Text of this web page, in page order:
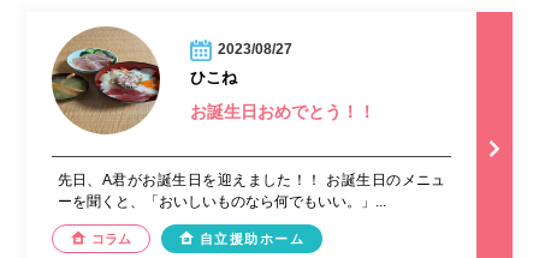
2023/08/27
ひこね
お誕生日おめでとう！！
先日、A君がお誕生日を迎えました！！ お誕生日のメニュ
ーを聞くと、「おいしいものなら何でもいい。」...
コラム 自立援助ホーム